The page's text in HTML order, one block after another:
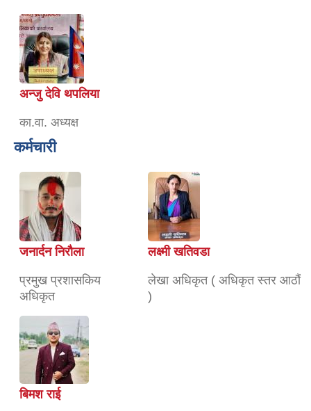
अन्जु देवि थपलिया
का.वा. अध्यक्ष
कर्मचारी
जनार्दन निरौला
प्रमुख प्रशासकिय
अधिकृत
लक्ष्मी खतिवडा
लेखा अधिकृत ( अधिकृत स्तर आठौं
)
बिमश राई